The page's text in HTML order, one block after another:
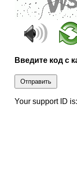
Введите код с
Отправить
Your support ID